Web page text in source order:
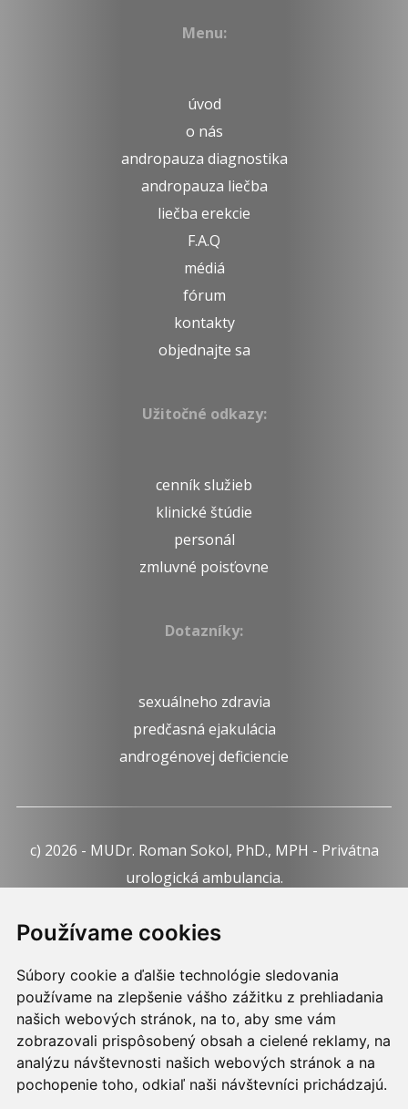
Používame cookies
Súbory cookie a ďalšie technológie sledovania
používame na zlepšenie vášho zážitku z prehliadania
našich webových stránok, na to, aby sme vám
zobrazovali prispôsobený obsah a cielené reklamy, na
analýzu návštevnosti našich webových stránok a na
pochopenie toho, odkiaľ naši návštevníci prichádzajú.
Menu:
úvod
o nás
andropauza diagnostika
andropauza liečba
liečba erekcie
F.A.Q
médiá
fórum
kontakty
objednajte sa
Užitočné odkazy:
cenník služieb
klinické štúdie
personál
zmluvné poisťovne
Dotazníky:
sexuálneho zdravia
predčasná ejakulácia
androgénovej deficiencie
c) 2026 - MUDr. Roman Sokol, PhD., MPH - Privátna
urologická ambulancia.
podmienkach prevádzkovateľa.
Používame cookies -nastavenie cookies.
Skopírovaním textu alebo časti textu z akejkoľvek
stránky tohto webu a jeho umiestnením na iný web